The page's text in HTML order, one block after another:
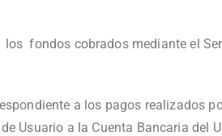
cobrados mediante el
a los pagos realizados
Usuario a la Cuenta Bancaria del